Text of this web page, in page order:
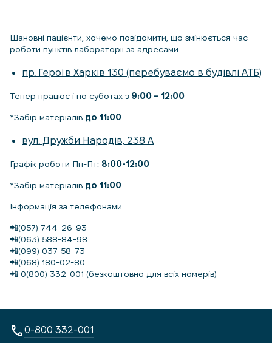
Шановні пацієнти, хочемо повідомити, що змінюється час
роботи пунктів лабораторії за адресами:
пр. Героїв Харків 130 (перебуваємо в будівлі АТБ)
Тепер працює і по суботах з 9:00 – 12:00
*Забір матеріалів до 11:00
вул. Дружби Народів, 238 А
Графік роботи Пн-Пт: 8:00-12:00
*Забір матеріалів до 11:00
Інформація за телефонами:
📲(057) 744-26-93
📲(063) 588-84-98
📲(099) 037-58-73
📲(068) 180-02-80
📲 0(800) 332-001 (безкоштовно для всіх номерів)
0-800 332-001